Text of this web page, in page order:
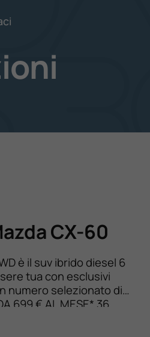
CX-60
è il suv ibrido diesel 6
tua con esclusivi
numero selezionato di
699 € AL MESE* 36